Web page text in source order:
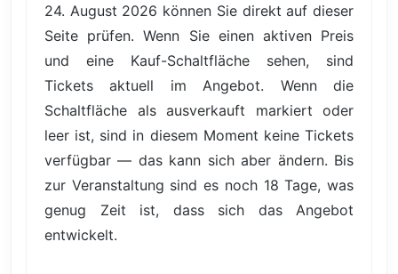
24. August 2026 können Sie direkt auf dieser
Seite prüfen. Wenn Sie einen aktiven Preis
und eine Kauf-Schaltfläche sehen, sind
Tickets aktuell im Angebot. Wenn die
Schaltfläche als ausverkauft markiert oder
leer ist, sind in diesem Moment keine Tickets
verfügbar — das kann sich aber ändern. Bis
zur Veranstaltung sind es noch 18 Tage, was
genug Zeit ist, dass sich das Angebot
entwickelt.